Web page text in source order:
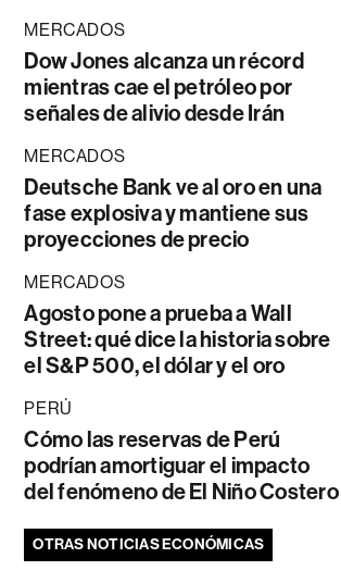
MERCADOS
Dow Jones alcanza un récord
mientras cae el petróleo por
señales de alivio desde Irán
MERCADOS
Deutsche Bank ve al oro en una
fase explosiva y mantiene sus
proyecciones de precio
MERCADOS
Agosto pone a prueba a Wall
Street: qué dice la historia sobre
el S&P 500, el dólar y el oro
PERÚ
Cómo las reservas de Perú
podrían amortiguar el impacto
del fenómeno de El Niño Costero
OTRAS NOTICIAS ECONÓMICAS